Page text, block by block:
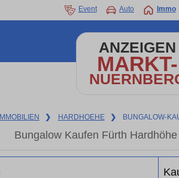
Event Auto Immo
ANZEIGEN
MARKT-
IMMOBILIEN ❯ HARDHOEHE ❯ BUNGALOW-
Bungalow Kaufen Fürth